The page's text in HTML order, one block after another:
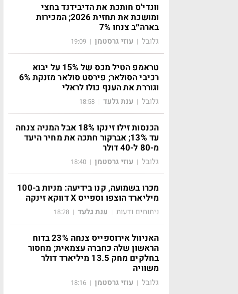
וונדי'ס חותכת את הדיבידנד בחצי
ומושכת את תחזית 2026; המכירות
בארה״ב צנחו 7%
גלובל | עוזי גרסטמן |
19:09
טראמפ הטיל מכס של 15% על יבוא
רכיבי הסולאר; פירסט סולאר מזנקת 6%
וגוררת את הענף כולו לראלי
גלובל | ענת גלעד |
18:58
הכנסות זילו זינקו 18% אבל המניה צנחה
עד 13%; אברקור חתכה את מחיר היעד
מ-80 ל-40 דולר
גלובל | עוזי גרסטמן |
18:40
מכרו בשמועה, קנו בידיעה: מניות ב-100
מיליארד הוצפו וספייס X דווקא זינקה
ניתוחים ודעות | ענת גלעד |
18:28
האניוול אירוספייס צנחה 23% בדוח
הראשון שלה כחברה עצמאית; מחסור
בחלקים מחק 13.5 מיליארד דולר
משוויה
גלובל | עוזי גרסטמן |
18:16